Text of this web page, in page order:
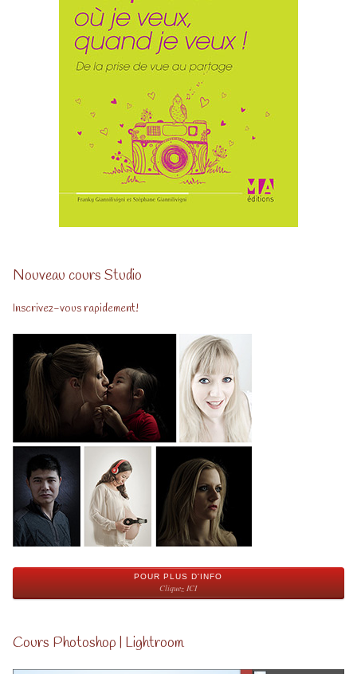
Nouveau cours Studio
Inscrivez-vous rapidement!
POUR PLUS D'INFO
Cliquez ICI
Cours Photoshop | Lightroom